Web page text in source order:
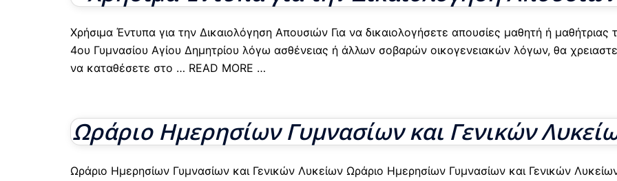
Χρήσιμα Έντυπα για την Δικαιολόγηση Απουσιών Για να δικαιολογήσετε απουσίες μαθητή ή μαθήτριας
4ου Γυμνασίου Αγίου Δημητρίου λόγω ασθένειας ή άλλων σοβαρών οικογενειακών λόγων, θα
να καταθέσετε στο … READ MORE …
Ωράριο Ημερησίων Γυμνασίων και Γενικών
Ωράριο Ημερησίων Γυμνασίων και Γενικών Λυκείων Ωράριο Ημερησίων Γυμνασίων και Γενικών